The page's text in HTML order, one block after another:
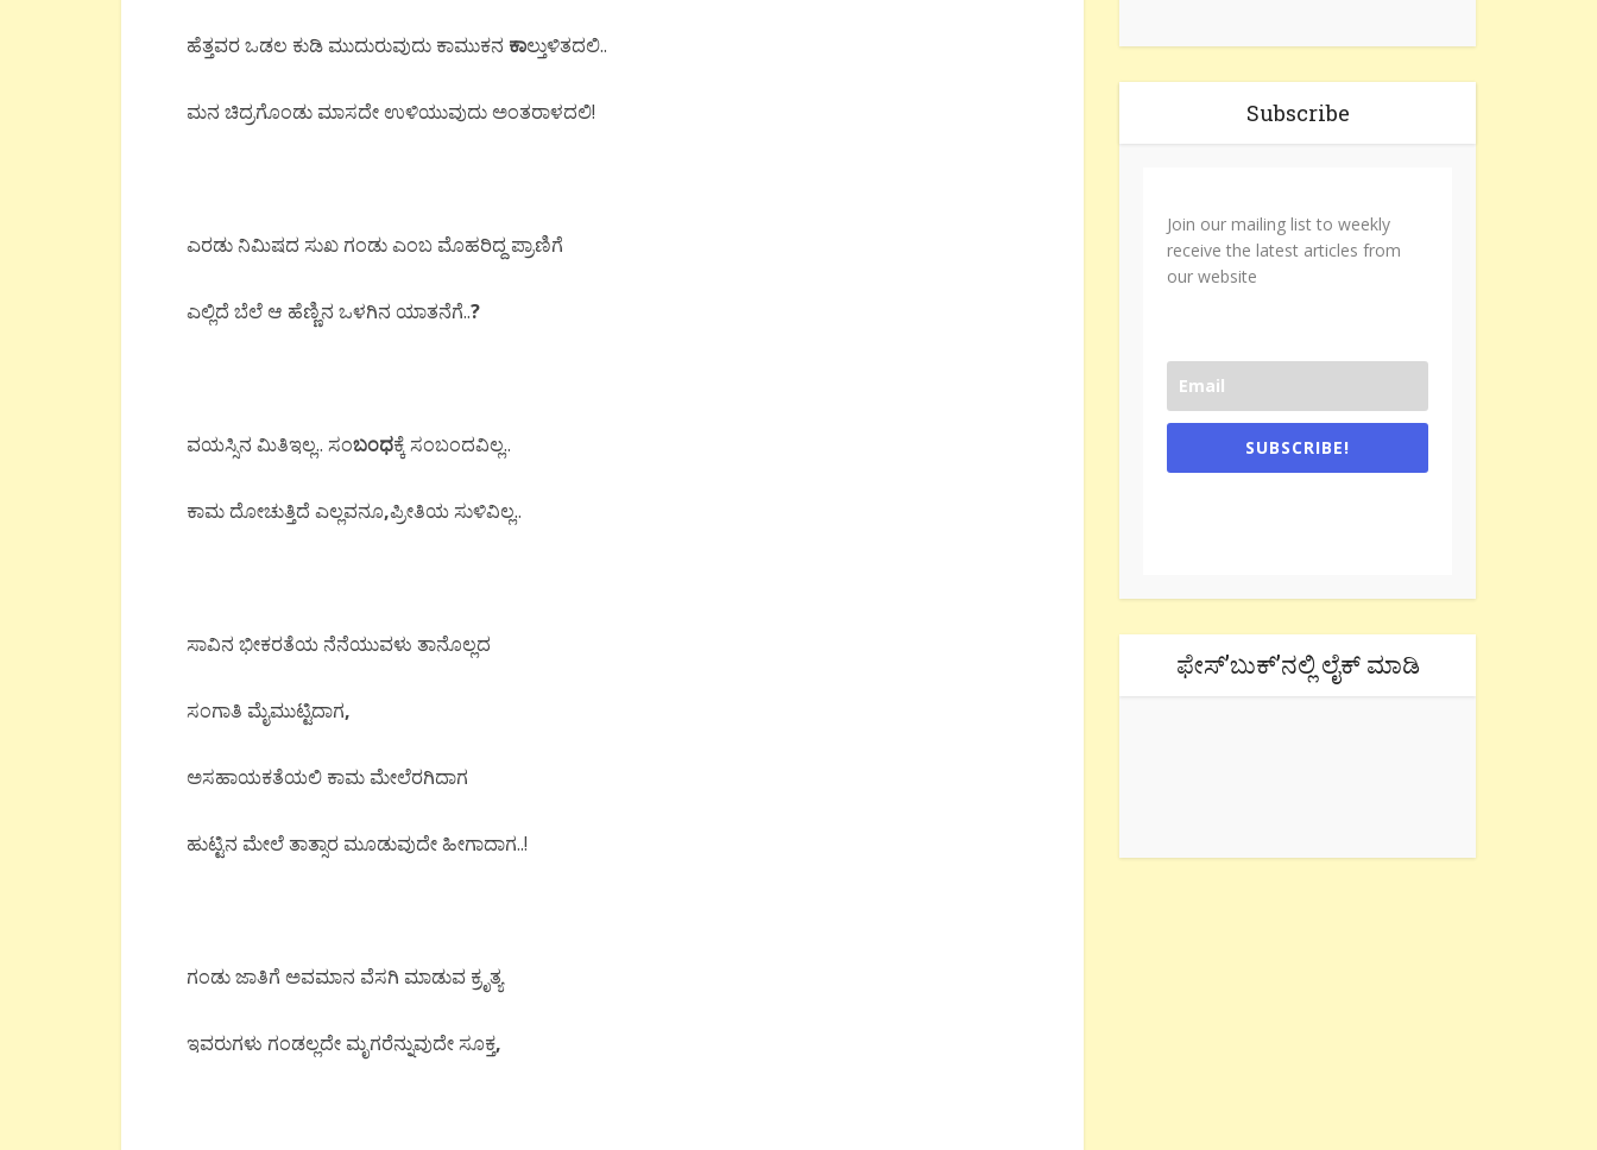
ಹೆತ್ತವರ ಒಡಲ ಕುಡಿ ಮುದುರುವುದು ಕಾಮುಕನ ಕಾಲ್ತುಳಿತದಲಿ..
ಮನ ಚಿದ್ರಗೊಂಡು ಮಾಸದೇ ಉಳಿಯುವುದು ಅಂತರಾಳದಲಿ!
ಎರಡು ನಿಮಿಷದ ಸುಖ ಗಂಡು ಎಂಬ ಮೊಹರಿದ್ದ ಪ್ರಾಣಿಗೆ
ಎಲ್ಲಿದೆ ಬೆಲೆ ಆ ಹೆಣ್ಣಿನ ಒಳಗಿನ ಯಾತನೆಗೆ..?
ವಯಸ್ಸಿನ ಮಿತಿಇಲ್ಲ.. ಸಂಬಂಧಕ್ಕೆ ಸಂಬಂದವಿಲ್ಲ..
ಕಾಮ ದೋಚುತ್ತಿದೆ ಎಲ್ಲವನೂ,ಪ್ರೀತಿಯ ಸುಳಿವಿಲ್ಲ..
ಸಾವಿನ ಭೀಕರತೆಯ ನೆನೆಯುವಳು ತಾನೊಲ್ಲದ
ಸಂಗಾತಿ ಮೈಮುಟ್ಟಿದಾಗ,
ಅಸಹಾಯಕತೆಯಲಿ ಕಾಮ ಮೇಲೆರಗಿದಾಗ
ಹುಟ್ಟಿನ ಮೇಲೆ ತಾತ್ಸಾರ ಮೂಡುವುದೇ ಹೀಗಾದಾಗ..!
ಗಂಡು ಜಾತಿಗೆ ಅವಮಾನ ವೆಸಗಿ ಮಾಡುವ ಕ್ರೃತ್ಯ
ಇವರುಗಳು ಗಂಡಲ್ಲದೇ ಮೃಗರೆನ್ನುವುದೇ ಸೂಕ್ತ,
Subscribe
Join our mailing list to weekly
receive the latest articles from
our website
SUBSCRIBE!
ಫೇಸ್’ಬುಕ್’ನಲ್ಲಿ ಲೈಕ್ ಮಾಡಿ